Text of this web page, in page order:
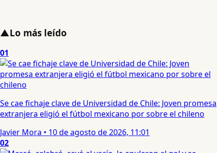
▲Lo más leído
01
Se cae fichaje clave de Universidad de Chile: Joven promesa
extranjera eligió el fútbol mexicano por sobre el chileno
Javier Mora • 10 de agosto de 2026, 11:01
02